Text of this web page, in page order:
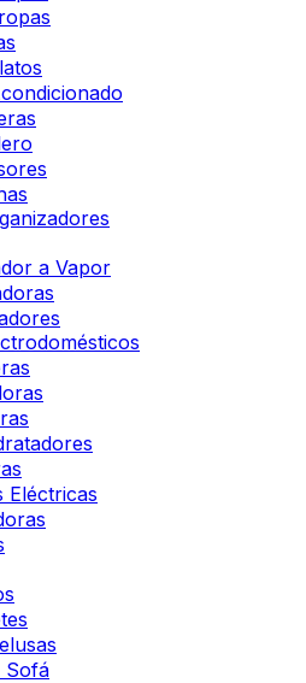
a Vapor
Eléctricas
Sofá